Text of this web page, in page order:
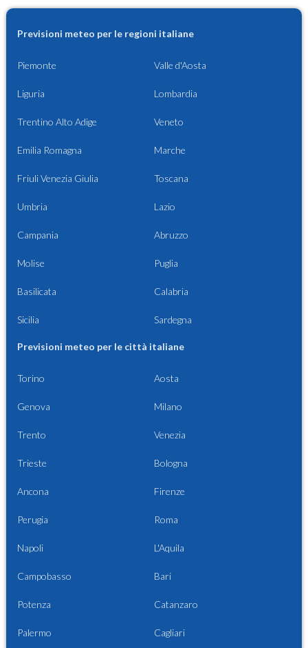
Previsioni meteo per le regioni italiane
Piemonte Valle d'Aosta
Liguria Lombardia
Trentino Alto Adige Veneto
Emilia Romagna Marche
Friuli Venezia Giulia Toscana
Umbria Lazio
Campania Abruzzo
Molise Puglia
Basilicata Calabria
Sicilia Sardegna
Previsioni meteo per le città italiane
Torino Aosta
Genova Milano
Trento Venezia
Trieste Bologna
Ancona Firenze
Perugia Roma
Napoli L'Aquila
Campobasso Bari
Potenza Catanzaro
Palermo Cagliari